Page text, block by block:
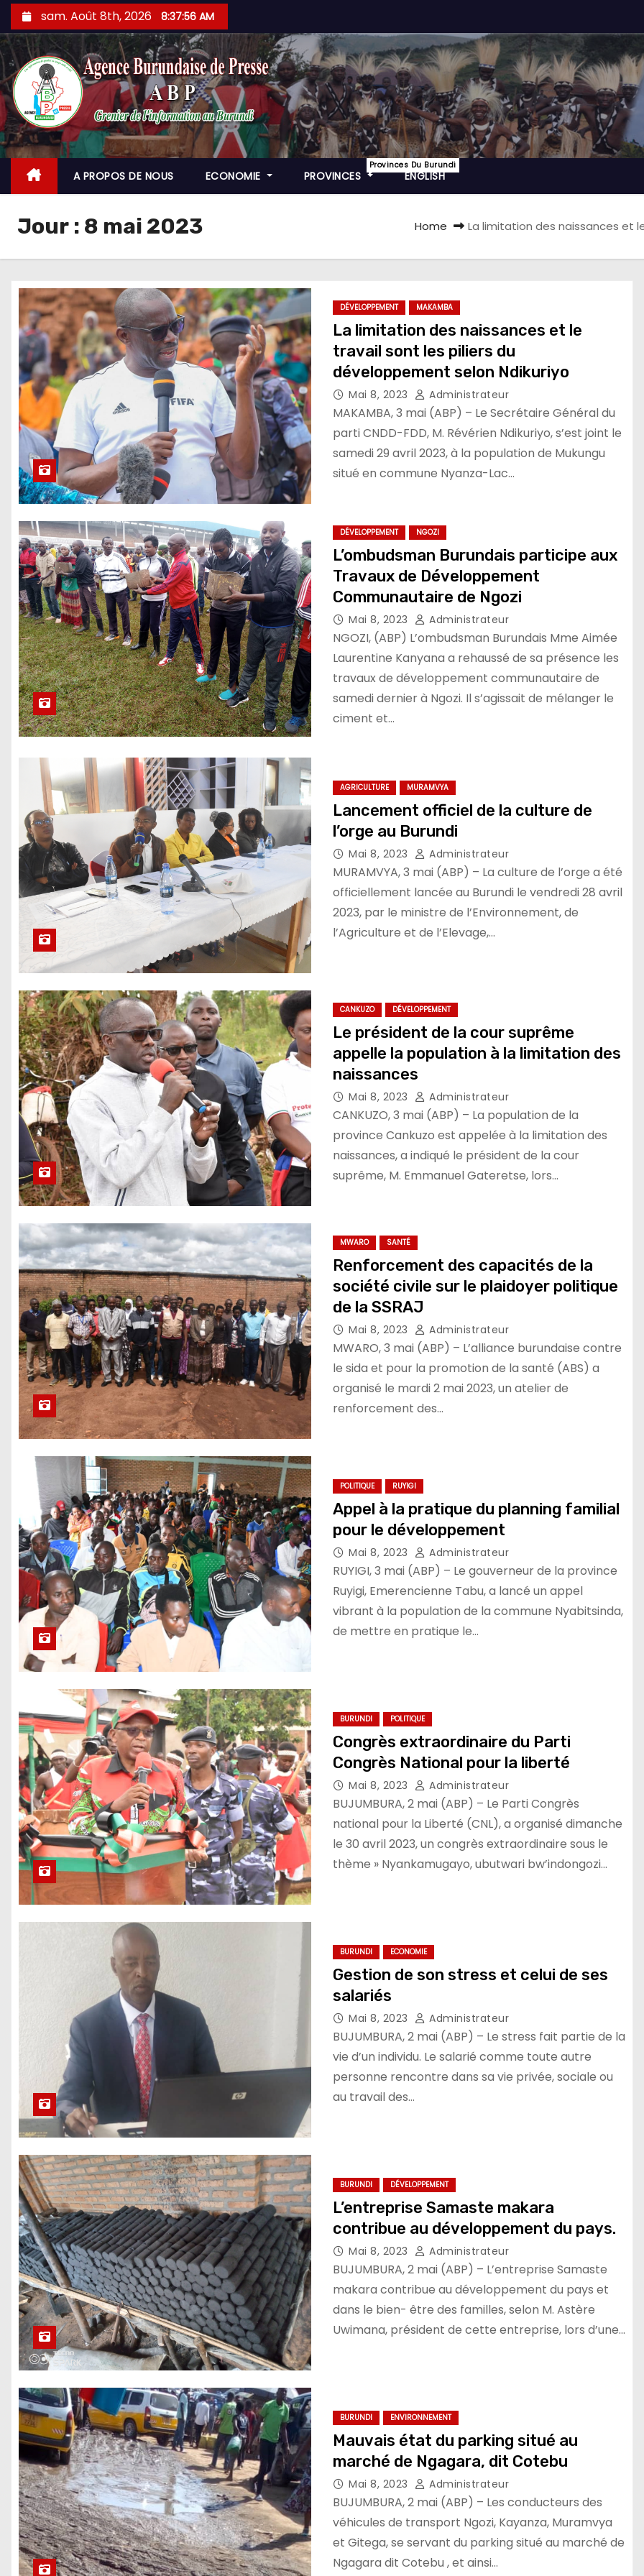
Skip
to
content
sam. Août 8th, 2026 8:37:58 AM
A PROPOS DE NOUS ECONOMIE PROVINCES
Provinces Du Burundi
ENGLISH
Jour : 8 mai 2023 Home La limitation des naissances et
DÉVELOPPEMENT MAKAMBA
La limitation des naissances et le
travail sont les piliers du
développement selon Ndikuriyo
Mai 8, 2023 Administrateur
MAKAMBA, 3 mai (ABP) – Le Secrétaire Général du
parti CNDD-FDD, M. Révérien Ndikuriyo, s’est joint le
samedi 29 avril 2023, à la population de Mukungu
situé en commune Nyanza-Lac…
DÉVELOPPEMENT NGOZI
L’ombudsman Burundais participe aux
Travaux de Développement
Communautaire de Ngozi
Mai 8, 2023 Administrateur
NGOZI, (ABP) L’ombudsman Burundais Mme Aimée
Laurentine Kanyana a rehaussé de sa présence les
travaux de développement communautaire de
samedi dernier à Ngozi. Il s’agissait de mélanger le
ciment et…
AGRICULTURE MURAMVYA
Lancement officiel de la culture de
l’orge au Burundi
Mai 8, 2023 Administrateur
MURAMVYA, 3 mai (ABP) – La culture de l’orge a été
officiellement lancée au Burundi le vendredi 28 avril
2023, par le ministre de l’Environnement, de
l’Agriculture et de l’Elevage,…
CANKUZO DÉVELOPPEMENT
Le président de la cour suprême
appelle la population à la limitation des
naissances
Mai 8, 2023 Administrateur
CANKUZO, 3 mai (ABP) – La population de la
province Cankuzo est appelée à la limitation des
naissances, a indiqué le président de la cour
suprême, M. Emmanuel Gateretse, lors…
MWARO SANTÉ
Renforcement des capacités de la
société civile sur le plaidoyer politique
de la SSRAJ
Mai 8, 2023 Administrateur
MWARO, 3 mai (ABP) – L’alliance burundaise contre
le sida et pour la promotion de la santé (ABS) a
organisé le mardi 2 mai 2023, un atelier de
renforcement des…
POLITIQUE RUYIGI
Appel à la pratique du planning familial
pour le développement
Mai 8, 2023 Administrateur
RUYIGI, 3 mai (ABP) – Le gouverneur de la province
Ruyigi, Emerencienne Tabu, a lancé un appel
vibrant à la population de la commune Nyabitsinda,
de mettre en pratique le…
BURUNDI POLITIQUE
Congrès extraordinaire du Parti
Congrès National pour la liberté
Mai 8, 2023 Administrateur
BUJUMBURA, 2 mai (ABP) – Le Parti Congrès
national pour la Liberté (CNL), a organisé dimanche
le 30 avril 2023, un congrès extraordinaire sous le
thème » Nyankamugayo, ubutwari bw’indongozi…
BURUNDI ECONOMIE
Gestion de son stress et celui de ses
salariés
Mai 8, 2023 Administrateur
BUJUMBURA, 2 mai (ABP) – Le stress fait partie de la
vie d’un individu. Le salarié comme toute autre
personne rencontre dans sa vie privée, sociale ou
au travail des…
BURUNDI DÉVELOPPEMENT
L’entreprise Samaste makara
contribue au développement du pays.
Mai 8, 2023 Administrateur
BUJUMBURA, 2 mai (ABP) – L’entreprise Samaste
makara contribue au développement du pays et
dans le bien- être des familles, selon M. Astère
Uwimana, président de cette entreprise, lors d’une…
BURUNDI ENVIRONNEMENT
Mauvais état du parking situé au
marché de Ngagara, dit Cotebu
Mai 8, 2023 Administrateur
BUJUMBURA, 2 mai (ABP) – Les conducteurs des
véhicules de transport Ngozi, Kayanza, Muramvya
et Gitega, se servant du parking situé au marché de
Ngagara dit Cotebu , et ainsi…